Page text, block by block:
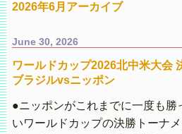
2026年6月アーカイブ
June 30, 2026
ワールドカップ2026北中米大会
ブラジルvsニッポン
●ニッポンがこれまでに一度も勝
いワールドカップの決勝トーナ